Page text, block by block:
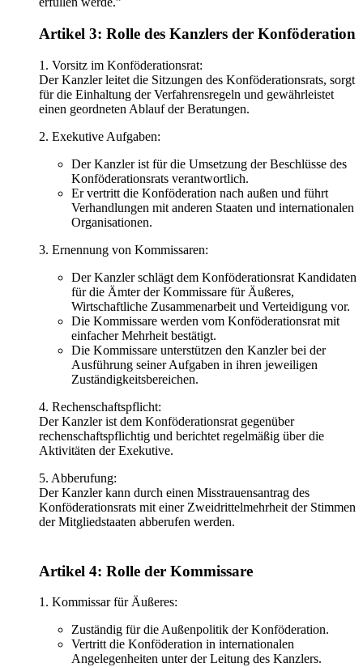
Artikel 3: Rolle des Kanzlers der Konföderation
1. Vorsitz im Konföderationsrat:
Der Kanzler leitet die Sitzungen des Konföderationsrats, sorgt
für die Einhaltung der Verfahrensregeln und gewährleistet
einen geordneten Ablauf der Beratungen.
2. Exekutive Aufgaben:
Der Kanzler ist für die Umsetzung der Beschlüsse des
Konföderationsrats verantwortlich.
Er vertritt die Konföderation nach außen und führt
Verhandlungen mit anderen Staaten und internationalen
Organisationen.
3. Ernennung von Kommissaren:
Der Kanzler schlägt dem Konföderationsrat Kandidaten
für die Ämter der Kommissare für Äußeres,
Wirtschaftliche Zusammenarbeit und Verteidigung vor.
Die Kommissare werden vom Konföderationsrat mit
einfacher Mehrheit bestätigt.
Die Kommissare unterstützen den Kanzler bei der
Ausführung seiner Aufgaben in ihren jeweiligen
Zuständigkeitsbereichen.
4. Rechenschaftspflicht:
Der Kanzler ist dem Konföderationsrat gegenüber
rechenschaftspflichtig und berichtet regelmäßig über die
Aktivitäten der Exekutive.
5. Abberufung:
Der Kanzler kann durch einen Misstrauensantrag des
Konföderationsrats mit einer Zweidrittelmehrheit der Stimmen
der Mitgliedstaaten abberufen werden.
Artikel 4: Rolle der Kommissare
1. Kommissar für Äußeres:
Zuständig für die Außenpolitik der Konföderation.
Vertritt die Konföderation in internationalen
Angelegenheiten unter der Leitung des Kanzlers.